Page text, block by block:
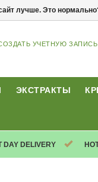
УЧЕТНУЮ ЗАПИСЬ
ЭКСТРАКТЫ
DAY DELIVERY
лучше. Это